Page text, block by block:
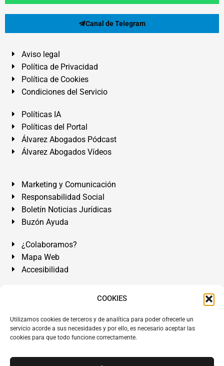
COOKIES
Utilizamos cookies de terceros y de analítica para poder ofrecerle un
servicio acorde a sus necesidades y por ello, es necesario aceptar las
cookies para que todo funcione correctamente.
Canal de Telegram
Aviso legal
Política de Privacidad
Política de Cookies
Condiciones del Servicio
Políticas IA
Políticas del Portal
Álvarez Abogados Pódcast
Álvarez Abogados Vídeos
Marketing y Comunicación
Responsabilidad Social
Boletín Noticias Jurídicas
Buzón Ayuda
¿Colaboramos?
Mapa Web
Accesibilidad
Álvarez Abogados Tenerife:Calle Teobaldo Power Nº 7,
de Tenerife. Islas Canarias.
Somos Abogados especialistas del Derecho desde 1954.